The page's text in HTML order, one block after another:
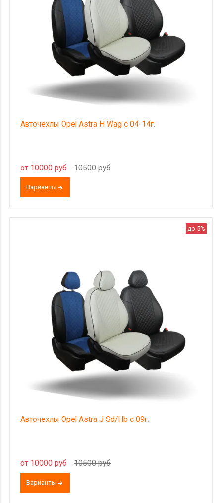
Авточехлы Opel Astra H Wag с 04-14г.
от 10000 руб 10500 руб
Варианты
до 5%
Авточехлы Opel Astra J Sd/Hb с 09г.
от 10000 руб 10500 руб
Варианты